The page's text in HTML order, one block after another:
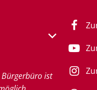
oder
07:30 bis 12:00 Uhr
ist